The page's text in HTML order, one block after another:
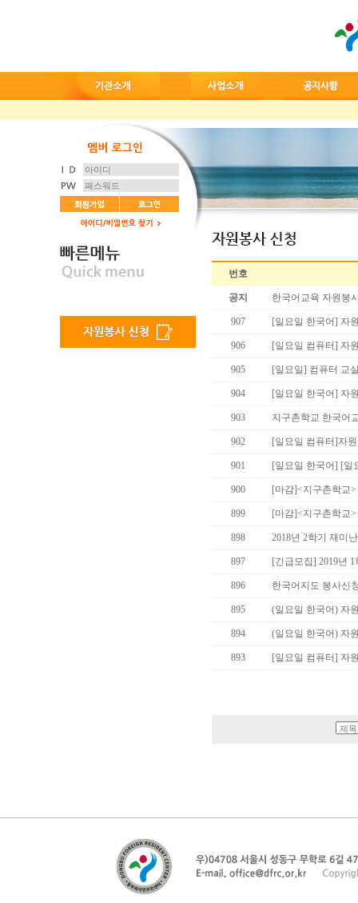
번호
공지 한국어교육 자원봉
907 [일요일 한국어] 자
906 [일요일 컴퓨터] 자
905 [일요일] 컴퓨터 교
904 [일요일 한국어] 자
903 지구촌학교 한국어
902 [일요일 컴퓨터]자
901 [일요일 한국어] [
900 [마감]<지구촌학교
899 [마감]<지구촌학교
898 2018년 2학기 재미
897 [긴급모집] 2019년
896 한국어지도 봉사신
895 (일요일 한국어) 자
894 (일요일 한국어) 자
893 [일요일 컴퓨터] 자